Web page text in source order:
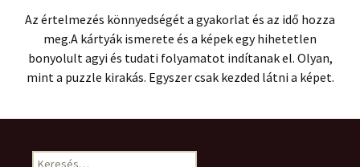
Az értelmezés könnyedségét a gyakorlat és az idő hozza
meg.A kártyák ismerete és a képek egy hihetetlen
bonyolult agyi és tudati folyamatot indítanak el. Olyan,
mint a puzzle kirakás. Egyszer csak kezded látni a képet.
Keresés: